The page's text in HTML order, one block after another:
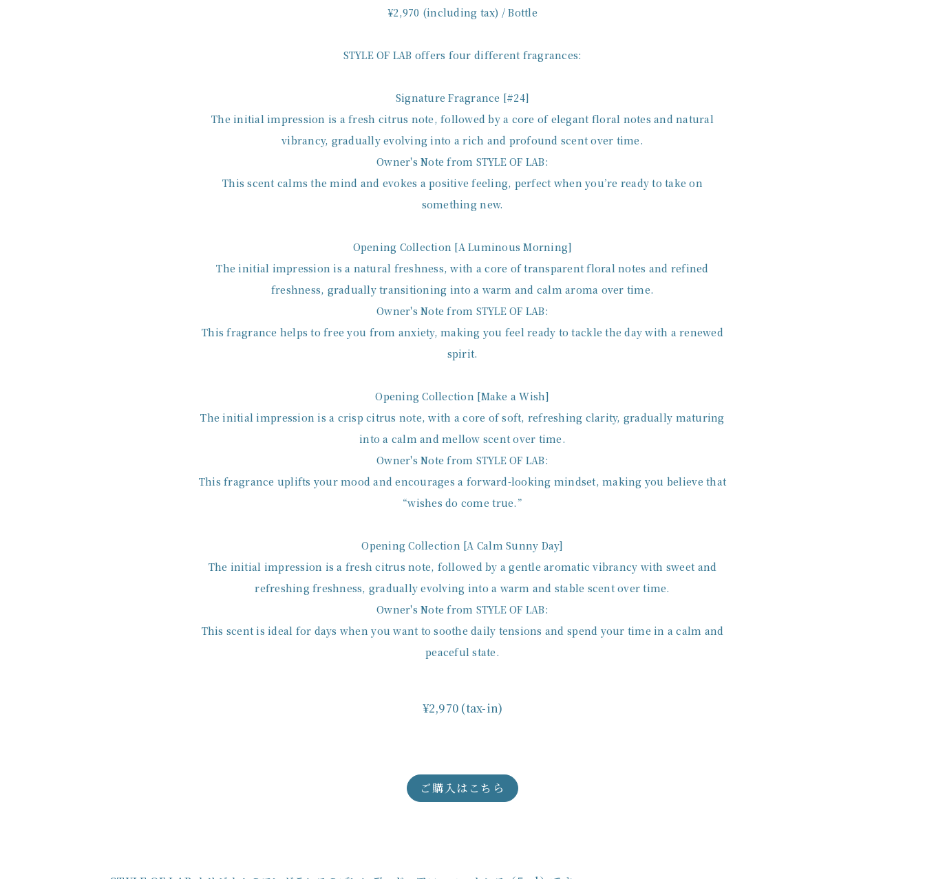
¥2,970 (including tax) / Bottle
STYLE OF LAB offers four different fragrances:
Signature Fragrance [#24]
The initial impression is a fresh citrus note, followed by a core of elegant floral notes and natural
vibrancy, gradually evolving into a rich and profound scent over time.
Owner's Note from STYLE OF LAB:
This scent calms the mind and evokes a positive feeling, perfect when you’re ready to take on
something new.
Opening Collection [A Luminous Morning]
The initial impression is a natural freshness, with a core of transparent floral notes and refined
freshness, gradually transitioning into a warm and calm aroma over time.
Owner's Note from STYLE OF LAB:
This fragrance helps to free you from anxiety, making you feel ready to tackle the day with a renewed
spirit.
Opening Collection [Make a Wish]
The initial impression is a crisp citrus note, with a core of soft, refreshing clarity, gradually maturing
into a calm and mellow scent over time.
Owner's Note from STYLE OF LAB:
This fragrance uplifts your mood and encourages a forward-looking mindset, making you believe that
“wishes do come true.”
Opening Collection [A Calm Sunny Day]
The initial impression is a fresh citrus note, followed by a gentle aromatic vibrancy with sweet and
refreshing freshness, gradually evolving into a warm and stable scent over time.
Owner's Note from STYLE OF LAB:
This scent is ideal for days when you want to soothe daily tensions and spend your time in a calm and
peaceful state.
¥2,970 (tax-in)
ご購入はこちら